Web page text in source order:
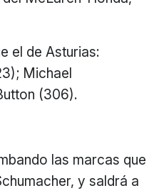
el de Asturias:
Michael
(306).
las marcas que
y saldrá a